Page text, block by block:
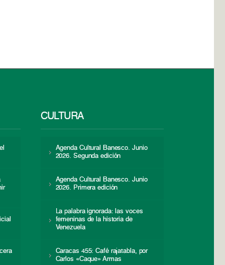
CULTURA
Agenda Cultural Banesco. Junio
2026. Segunda edición
Agenda Cultural Banesco. Junio
2026. Primera edición
La palabra ignorada: las voces
femeninas de la historia de
Venezuela
Caracas 455: Café rajatabla, por
Carlos «Caque» Armas